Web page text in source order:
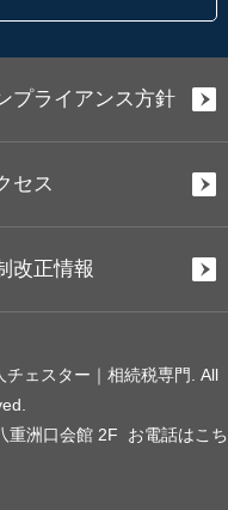
プライアンス方針
セス
改正情報
ェスター｜相続税専門. All
重洲口会館 2F お電話はこち